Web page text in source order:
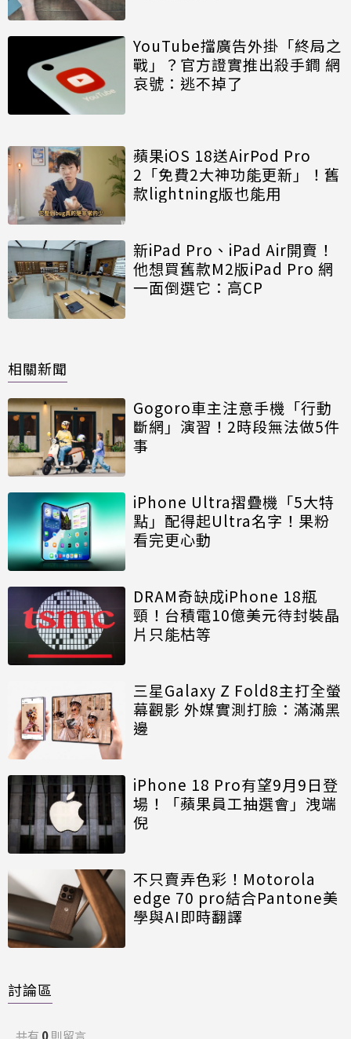
YouTube擋廣告外掛「終局之
戰」？官方證實推出殺手鐧 網
哀號：逃不掉了
蘋果iOS 18送AirPod Pro
2「免費2大神功能更新」！舊
款lightning版也能用
新iPad Pro、iPad Air開賣！
他想買舊款M2版iPad Pro 網
一面倒選它：高CP
相關新聞
Gogoro車主注意手機「行動
斷網」演習！2時段無法做5件
事
iPhone Ultra摺疊機「5大特
點」配得起Ultra名字！果粉
看完更心動
DRAM奇缺成iPhone 18瓶
頸！台積電10億美元待封裝晶
片只能枯等
三星Galaxy Z Fold8主打全螢
幕觀影 外媒實測打臉：滿滿黑
邊
iPhone 18 Pro有望9月9日登
場！「蘋果員工抽選會」洩端
倪
不只賣弄色彩！Motorola
edge 70 pro結合Pantone美
學與AI即時翻譯
討論區
共有 0則留言